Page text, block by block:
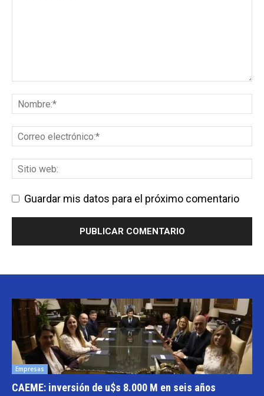
Guardar mis datos para el próximo comentario
Empresas
CAEME: inversión de u$s 8.000 M en seis años